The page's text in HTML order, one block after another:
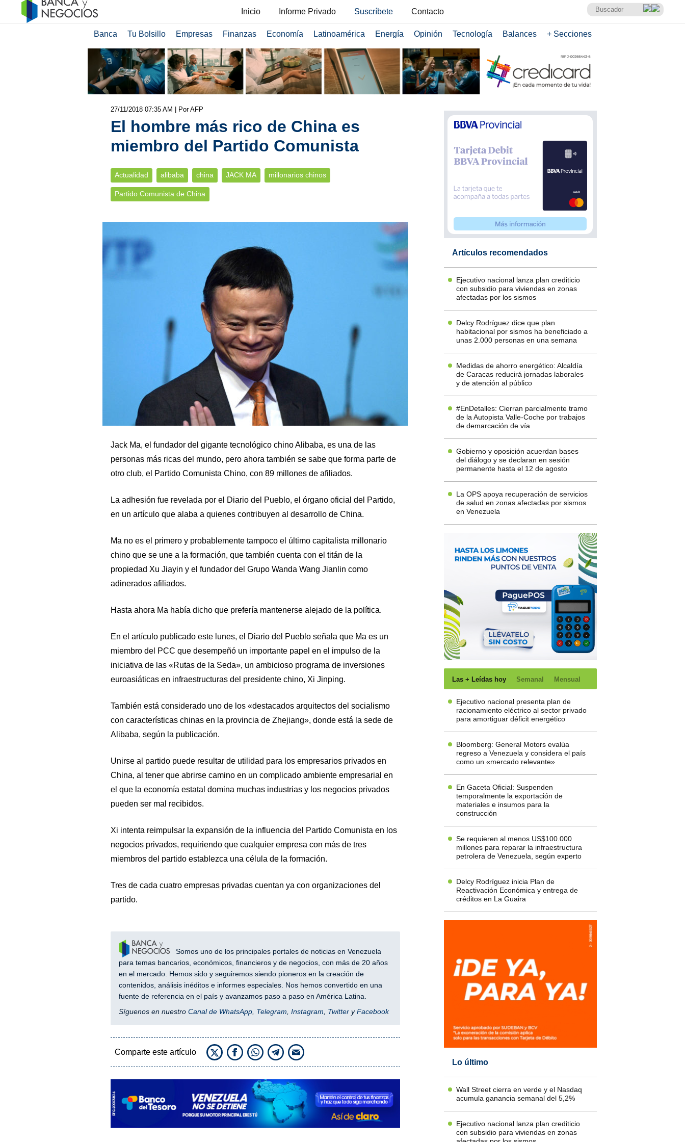
Inicio Informe Privado Suscríbete Contacto
Banca Tu Bolsillo Empresas Finanzas Economía Latinoamérica Energía Opinión Tecnología Balances + Secciones
27/11/2018 07:35 AM | Por AFP
El hombre más rico de China es
miembro del Partido Comunista
Actualidad alibaba china JACK MA millonarios chinos
Partido Comunista de China
Jack Ma, el fundador del gigante tecnológico chino Alibaba, es una de las
personas más ricas del mundo, pero ahora también se sabe que forma parte de
otro club, el Partido Comunista Chino, con 89 millones de afiliados.
La adhesión fue revelada por el Diario del Pueblo, el órgano oficial del Partido,
en un artículo que alaba a quienes contribuyen al desarrollo de China.
Ma no es el primero y probablemente tampoco el último capitalista millonario
chino que se une a la formación, que también cuenta con el titán de la
propiedad Xu Jiayin y el fundador del Grupo Wanda Wang Jianlin como
adinerados afiliados.
Hasta ahora Ma había dicho que prefería mantenerse alejado de la política.
En el artículo publicado este lunes, el Diario del Pueblo señala que Ma es un
miembro del PCC que desempeñó un importante papel en el impulso de la
iniciativa de las «Rutas de la Seda», un ambicioso programa de inversiones
euroasiáticas en infraestructuras del presidente chino, Xi Jinping.
También está considerado uno de los «destacados arquitectos del socialismo
con características chinas en la provincia de Zhejiang», donde está la sede de
Alibaba, según la publicación.
Unirse al partido puede resultar de utilidad para los empresarios privados en
China, al tener que abrirse camino en un complicado ambiente empresarial en
el que la economía estatal domina muchas industrias y los negocios privados
pueden ser mal recibidos.
Xi intenta reimpulsar la expansión de la influencia del Partido Comunista en los
negocios privados, requiriendo que cualquier empresa con más de tres
miembros del partido establezca una célula de la formación.
Tres de cada cuatro empresas privadas cuentan ya con organizaciones del
partido.
Somos uno de los principales portales de noticias en Venezuela
para temas bancarios, económicos, financieros y de negocios, con más de 20 años
en el mercado. Hemos sido y seguiremos siendo pioneros en la creación de
contenidos, análisis inéditos e informes especiales. Nos hemos convertido en una
fuente de referencia en el país y avanzamos paso a paso en América Latina.
Síguenos en nuestro Canal de WhatsApp, Telegram Instagram TwitteryFacebook
Comparte este artículo
Artículos recomendados
Ejecutivo nacional lanza plan crediticio
con subsidio para viviendas en zonas
afectadas por los sismos
Delcy Rodríguez dice que plan
habitacional por sismos ha beneficiado a
unas 2.000 personas en una semana
Medidas de ahorro energético: Alcaldía
de Caracas reducirá jornadas laborales
y de atención al público
#EnDetalles: Cierran parcialmente tramo
de la Autopista Valle-Coche por trabajos
de demarcación de vía
Gobierno y oposición acuerdan bases
del diálogo y se declaran en sesión
permanente hasta el 12 de agosto
La OPS apoya recuperación de servicios
de salud en zonas afectadas por sismos
en Venezuela
Las + Leídas hoy Semanal Mensual
Ejecutivo nacional presenta plan de
racionamiento eléctrico al sector privado
para amortiguar déficit energético
Bloomberg: General Motors evalúa
regreso a Venezuela y considera el país
como un «mercado relevante»
En Gaceta Oficial: Suspenden
temporalmente la exportación de
materiales e insumos para la
construcción
Se requieren al menos US$100.000
millones para reparar la infraestructura
petrolera de Venezuela, según experto
Delcy Rodríguez inicia Plan de
Reactivación Económica y entrega de
créditos en La Guaira
Lo último
Wall Street cierra en verde y el Nasdaq
acumula ganancia semanal del 5,2%
Ejecutivo nacional lanza plan crediticio
con subsidio para viviendas en zonas